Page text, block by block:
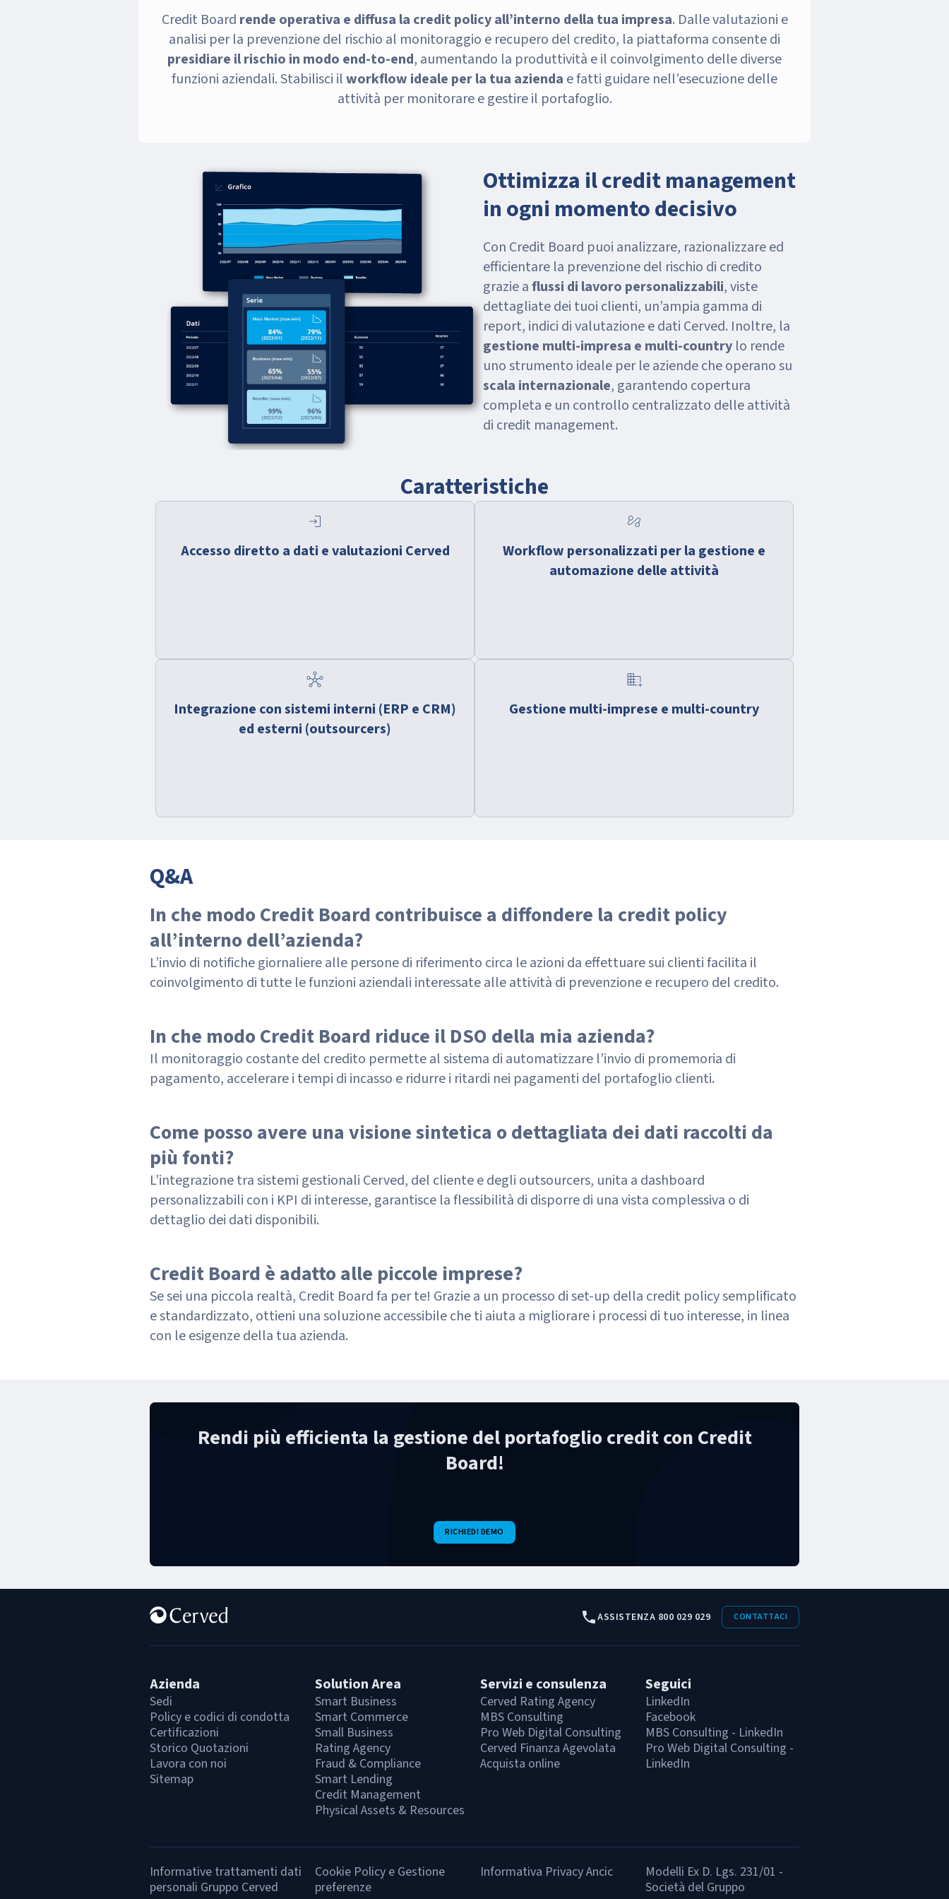
Credit Board rende operativa e diffusa la credit policy all’interno della tua impresa. Dalle valutazioni e
analisi per la prevenzione del rischio al monitoraggio e recupero del credito, la piattaforma consente di
presidiare il rischio in modo end-to-end, aumentando la produttività e il coinvolgimento delle diverse
funzioni aziendali. Stabilisci ilworkflow ideale per la tua azienda e fatti guidare nell’esecuzione delle
attività per monitorare e gestire il portafoglio.
Ottimizza il credit management
in ogni momento decisivo
Con Credit Board puoi analizzare, razionalizzare ed
efficientare la prevenzione del rischio di credito
grazie aflussi di lavoro personalizzabili, viste
dettagliate dei tuoi clienti, un’ampia gamma di
report, indici di valutazione e dati Cerved. Inoltre, la
gestione multi-impresa e multi-country lo rende
uno strumento ideale per le aziende che operano su
scala internazionale, garantendo copertura
completa e un controllo centralizzato delle attività
di credit management.
Caratteristiche
login
Accesso diretto a dati e valutazioni Cerved
automation
Workflow personalizzati per la gestione e
automazione delle attività
hub
Integrazione con sistemi interni (ERP e CRM)
ed esterni (outsourcers)
domain_add
Gestione multi-imprese e multi-country
Q&A
In che modo Credit Board contribuisce a diffondere la credit policy
all’interno dell’azienda?
L’invio di notifiche giornaliere alle persone di riferimento circa le azioni da effettuare sui clienti facilita il
coinvolgimento di tutte le funzioni aziendali interessate alle attività di prevenzione e recupero del credito.
In che modo Credit Board riduce il DSO della mia azienda?
Il monitoraggio costante del credito permette al sistema di automatizzare l’invio di promemoria di
pagamento, accelerare i tempi di incasso e ridurre i ritardi nei pagamenti del portafoglio clienti.
Come posso avere una visione sintetica o dettagliata dei dati raccolti da
più fonti?
L’integrazione tra sistemi gestionali Cerved, del cliente e degli outsourcers, unita a dashboard
personalizzabili con i KPI di interesse, garantisce la flessibilità di disporre di una vista complessiva o di
dettaglio dei dati disponibili.
Credit Board è adatto alle piccole imprese?
Se sei una piccola realtà, Credit Board fa per te! Grazie a un processo di set-up della credit policy semplificato
e standardizzato, ottieni una soluzione accessibile che ti aiuta a migliorare i processi di tuo interesse, in linea
con le esigenze della tua azienda.
Rendi più efficienta la gestione del portafoglio credit con Credit
Board!
RICHIEDI DEMO
ASSISTENZA 800 029 029 CONTATTACI
Azienda
Sedi
Policy e codici di condotta
Certificazioni
Storico Quotazioni
Lavora con noi
Sitemap
Solution Area
Smart Business
Smart Commerce
Small Business
Rating Agency
Fraud & Compliance
Smart Lending
Credit Management
Physical Assets & Resources
Servizi e consulenza
Cerved Rating Agency
MBS Consulting
Pro Web Digital Consulting
Cerved Finanza Agevolata
Acquista online
Seguici
LinkedIn
Facebook
MBS Consulting - LinkedIn
Pro Web Digital Consulting -
LinkedIn
Informative trattamenti dati
personali Gruppo Cerved
Cookie Policy e Gestione
preferenze
Informativa Privacy Ancic
Modelli Ex D. Lgs. 231/01 -
Società del Gruppo